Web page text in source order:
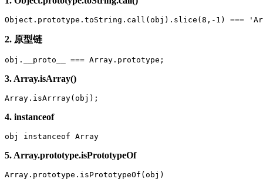
2. 原型链
3. Array.isArray()
4. instanceof
5. Array.prototype.isPrototypeOf